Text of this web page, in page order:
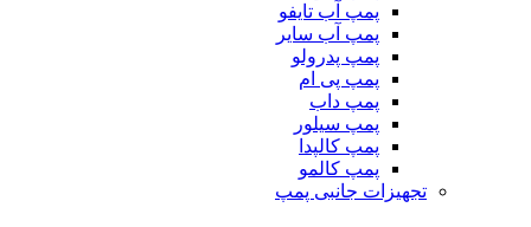
پمپ آب تایفو
پمپ آب سایر
پمپ پدرولو
پمپ پی ام
پمپ داب
پمپ سیلور
پمپ کالپدا
پمپ کالمو
تجهیزات جانبی پمپ